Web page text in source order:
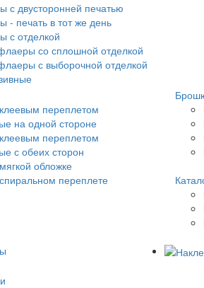
с двусторонней печатью
- печать в тот же день
с отделкой
со сплошной отделкой
с выборочной отделкой
переплетом
на одной стороне
переплетом
с обеих сторон
обложке
переплете